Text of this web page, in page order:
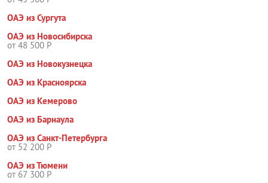
ОАЭ из Сургута
ОАЭ из Новосибирска
от 48 500 Р
ОАЭ из Новокузнецка
ОАЭ из Красноярска
ОАЭ из Кемерово
ОАЭ из Барнаула
ОАЭ из Санкт-Петербурга
от 52 200 Р
ОАЭ из Тюмени
от 67 300 Р